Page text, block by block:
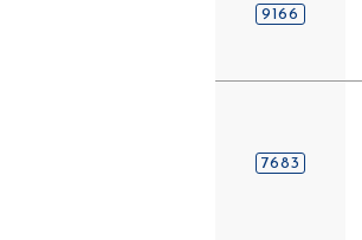
9166
7683